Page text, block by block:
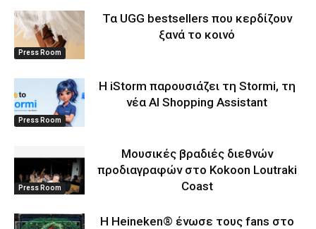
Press Room
Τα UGG bestsellers που κερδίζουν
ξανά το κοινό
Press Room
Η iStorm παρουσιάζει τη Stormi, τη
νέα AI Shopping Assistant
Press Room
Μουσικές βραδιές διεθνών
προδιαγραφών στο Kokoon Loutraki
Coast
Η Heineken® ένωσε τους fans στο